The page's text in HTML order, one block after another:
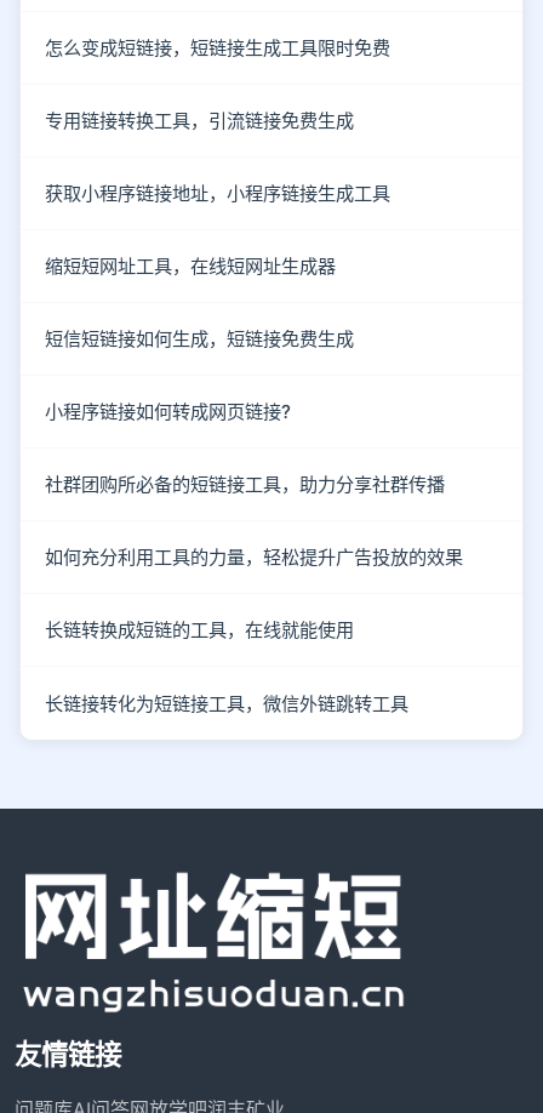
怎么变成短链接，短链接生成工具限时免费
专用链接转换工具，引流链接免费生成
获取小程序链接地址，小程序链接生成工具
缩短短网址工具，在线短网址生成器
短信短链接如何生成，短链接免费生成
小程序链接如何转成网页链接?
社群团购所必备的短链接工具，助力分享社群传播
如何充分利用工具的力量，轻松提升广告投放的效果
长链转换成短链的工具，在线就能使用
长链接转化为短链接工具，微信外链跳转工具
友情链接